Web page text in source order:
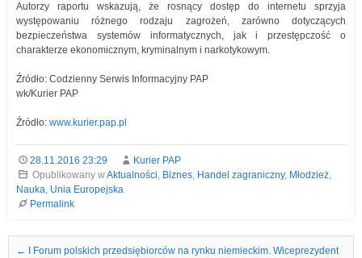
Autorzy raportu wskazują, że rosnący dostęp do internetu sprzyja
występowaniu różnego rodzaju zagrożeń, zarówno dotyczących
bezpieczeństwa systemów informatycznych, jak i przestępczość o
charakterze ekonomicznym, kryminalnym i narkotykowym.
Źródło: Codzienny Serwis Informacyjny PAP
wk/Kurier PAP
Źródło: www.kurier.pap.pl
28.11.2016 23:29
Kurier PAP
Opublikowany wAktualności, Biznes, Handel zagraniczny, Młodzież,
Nauka, Unia Europejska
Permalink
Nawigacja we wpisach
←
I Forum polskich przedsiębiorców na rynku niemieckim. Wiceprezydent